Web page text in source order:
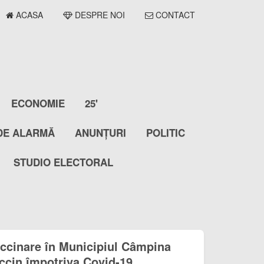
ACASA DESPRE NOI CONTACT
ECONOMIE 25'
ALARMĂ ANUNȚURI POLITIC
STUDIO ELECTORAL
în Municipiul Câmpina